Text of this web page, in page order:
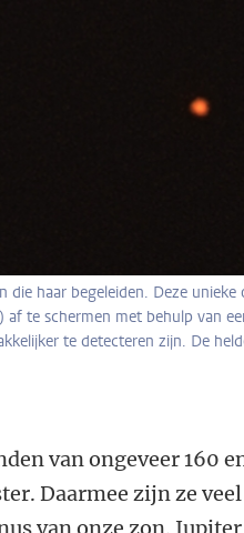
haar begeleiden. Deze
te schermen met behulp van
te detecteren zijn. De
van ongeveer 160
Daarmee zijn ze